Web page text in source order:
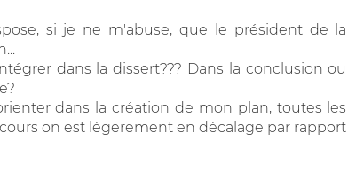
si je ne m'abuse, que le président de la
dans la dissert??? Dans la conclusion ou
dans la création de mon plan, toutes les
on est légerement en décalage par rapport